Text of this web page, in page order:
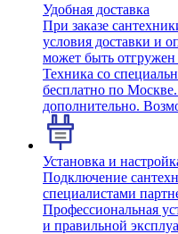
Удобная доставка
При заказе
условия доставки и
может быть отгружен
Техника со
бесплатно по
дополнительно.
Установка и
Подключение
специалистами
Профессиональная
и правильной